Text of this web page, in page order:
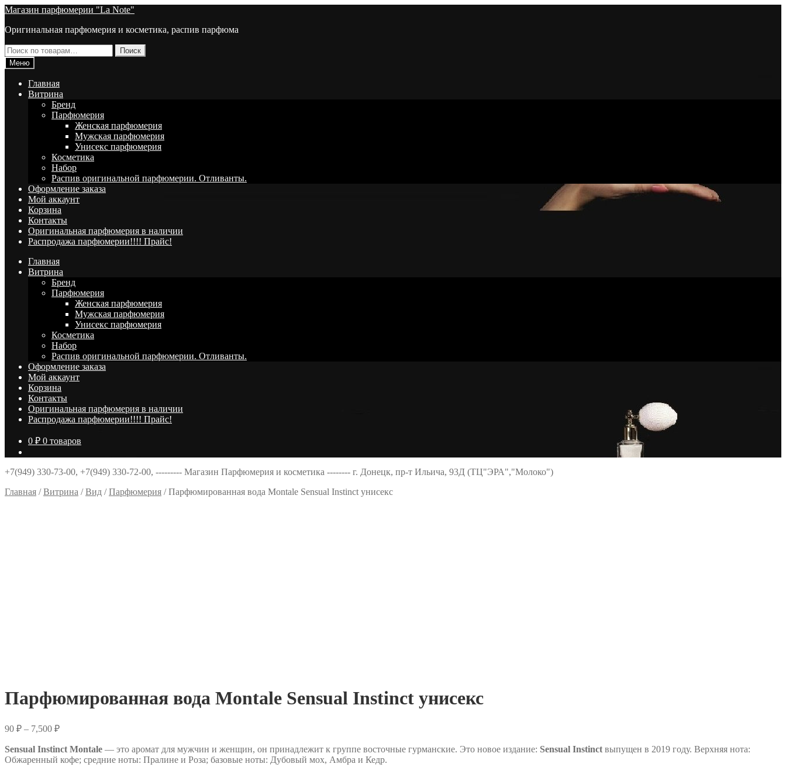
Перейти
навигации
Перейти
содержимому
Магазин парфюмерии "La Note"
Оригинальная парфюмерия и косметика, распив парфюма
Искать:
Поиск
Меню
Главная
Витрина
Брeнд
Парфюмерия
Женская парфюмерия
Мужская парфюмерия
Унисекс парфюмерия
Косметика
Набор
Распив оригинальной парфюмерии. Отливанты.
Оформление заказа
Мой аккаунт
Корзина
Контакты
Оригинальная парфюмерия в наличии
Распродажа парфюмерии!!!! Прайс!
Главная
Витрина
Брeнд
Парфюмерия
Женская парфюмерия
Мужская парфюмерия
Унисекс парфюмерия
Косметика
Набор
Распив оригинальной парфюмерии. Отливанты.
Оформление заказа
Мой аккаунт
Корзина
Контакты
Оригинальная парфюмерия в наличии
Распродажа парфюмерии!!!! Прайс!
0 ₽ 0 товаров
+7(949) 330-73-00, +7(949) 330-72-00, --------- Магазин Парфюмерия и косметика -------- г. Донецк, пр-т Ильича, 93Д (ТЦ"ЭРА","Молоко")
Главная /Витрина /Вид /Парфюмерия /Парфюмированная вода Montale Sensual Instinct унисекс
Парфюмированная вода Montale Sensual Instinct унисекс
90 ₽ – 7,500 ₽Диапазон
90 ₽
–
Sensual Instinct Montale — это аромат для мужчин и женщин, он принадлежит к группе восточные гурманские. Это новое издание: Sensual Instinct выпущен в 2019 году. Верхняя нота:
Обжаренный кофе; средние ноты: Пралине и Роза; базовые ноты: Дубовый мох, Амбра и Кедр.